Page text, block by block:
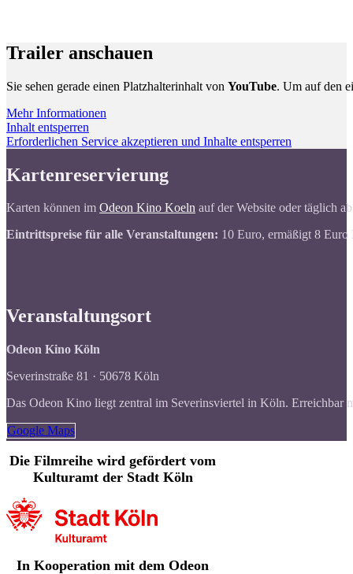
Trailer anschauen
Sie sehen gerade einen Platzhalterinhalt von YouTube. Um auf den
Mehr Informationen
Inhalt entsperren
Erforderlichen Service akzeptieren und Inhalte entsperren
Kartenreservierung
Karten können im Odeon Kino Koeln auf der Website oder täglich
Eintrittspreise für alle Veranstaltungen: 10 Euro, ermäßigt 8
Veranstaltungsort
Odeon Kino Köln
Severinstraße 81 · 50678 Köln
Das Odeon Kino liegt zentral im Severinsviertel in Köln.
Google Maps
Die Filmreihe wird gefördert vom
Kulturamt der Stadt Köln
In Kooperation mit dem Odeon